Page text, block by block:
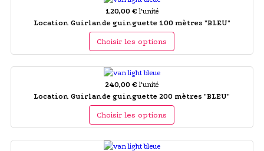
120,00 € l'unité
Location Guirlande guinguette 100 mètres "BLEU"
Choisir les options
240,00 € l'unité
Location Guirlande guinguette 200 mètres "BLEU"
Choisir les options